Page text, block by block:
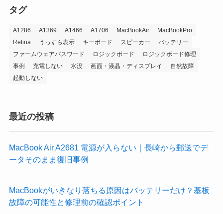
タグ
A1286 A1369 A1466 A1706 MacBookAir
MacBookPro
Retina
うっすら表示 キーボード スピーカー
バッテリー
ファームウェアパスワード
ロジックボード
ロジックボード修理
事例
充電しない 水没 画面・液晶・ディスプレイ
自然故障
起動しない
最近の投稿
MacBook Air A2681 電源が入らない｜長崎から郵送でデ
ータそのまま復旧事例
MacBookがいきなり落ちる原因はバッテリーだけ？基板
故障の可能性と修理前の確認ポイント